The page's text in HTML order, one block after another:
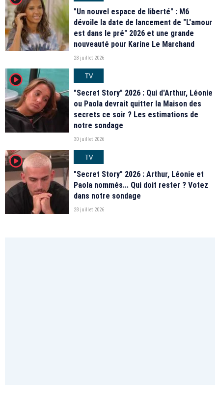
"Un nouvel espace de liberté" : M6
dévoile la date de lancement de "L'amour
est dans le pré" 2026 et une grande
nouveauté pour Karine Le Marchand
28 juillet 2026
player2
TV
"Secret Story" 2026 : Qui d'Arthur, Léonie
ou Paola devrait quitter la Maison des
secrets ce soir ? Les estimations de
notre sondage
30 juillet 2026
player2
TV
"Secret Story" 2026 : Arthur, Léonie et
Paola nommés... Qui doit rester ? Votez
dans notre sondage
28 juillet 2026